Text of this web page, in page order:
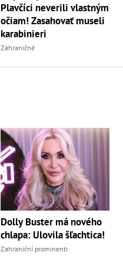
Plavčíci neverili vlastným
očiam! Zasahovať museli
karabinieri
Zahraničné
Dolly Buster má nového
chlapa: Ulovila šľachtica!
Zahraniční prominenti